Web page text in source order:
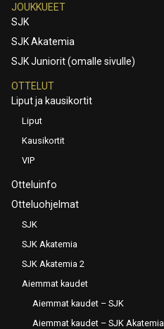
JOUKKUEET
SJK
SJK Akatemia
SJK Juniorit (omalle sivulle)
OTTELUT
Liput ja kausikortit
Liput
Kausikortit
VIP
Otteluinfo
Otteluohjelmat
SJK
SJK Akatemia
SJK Akatemia 2
Aiemmat kaudet
Aiemmat kaudet – SJK
Aiemmat kaudet – SJK Akatemia